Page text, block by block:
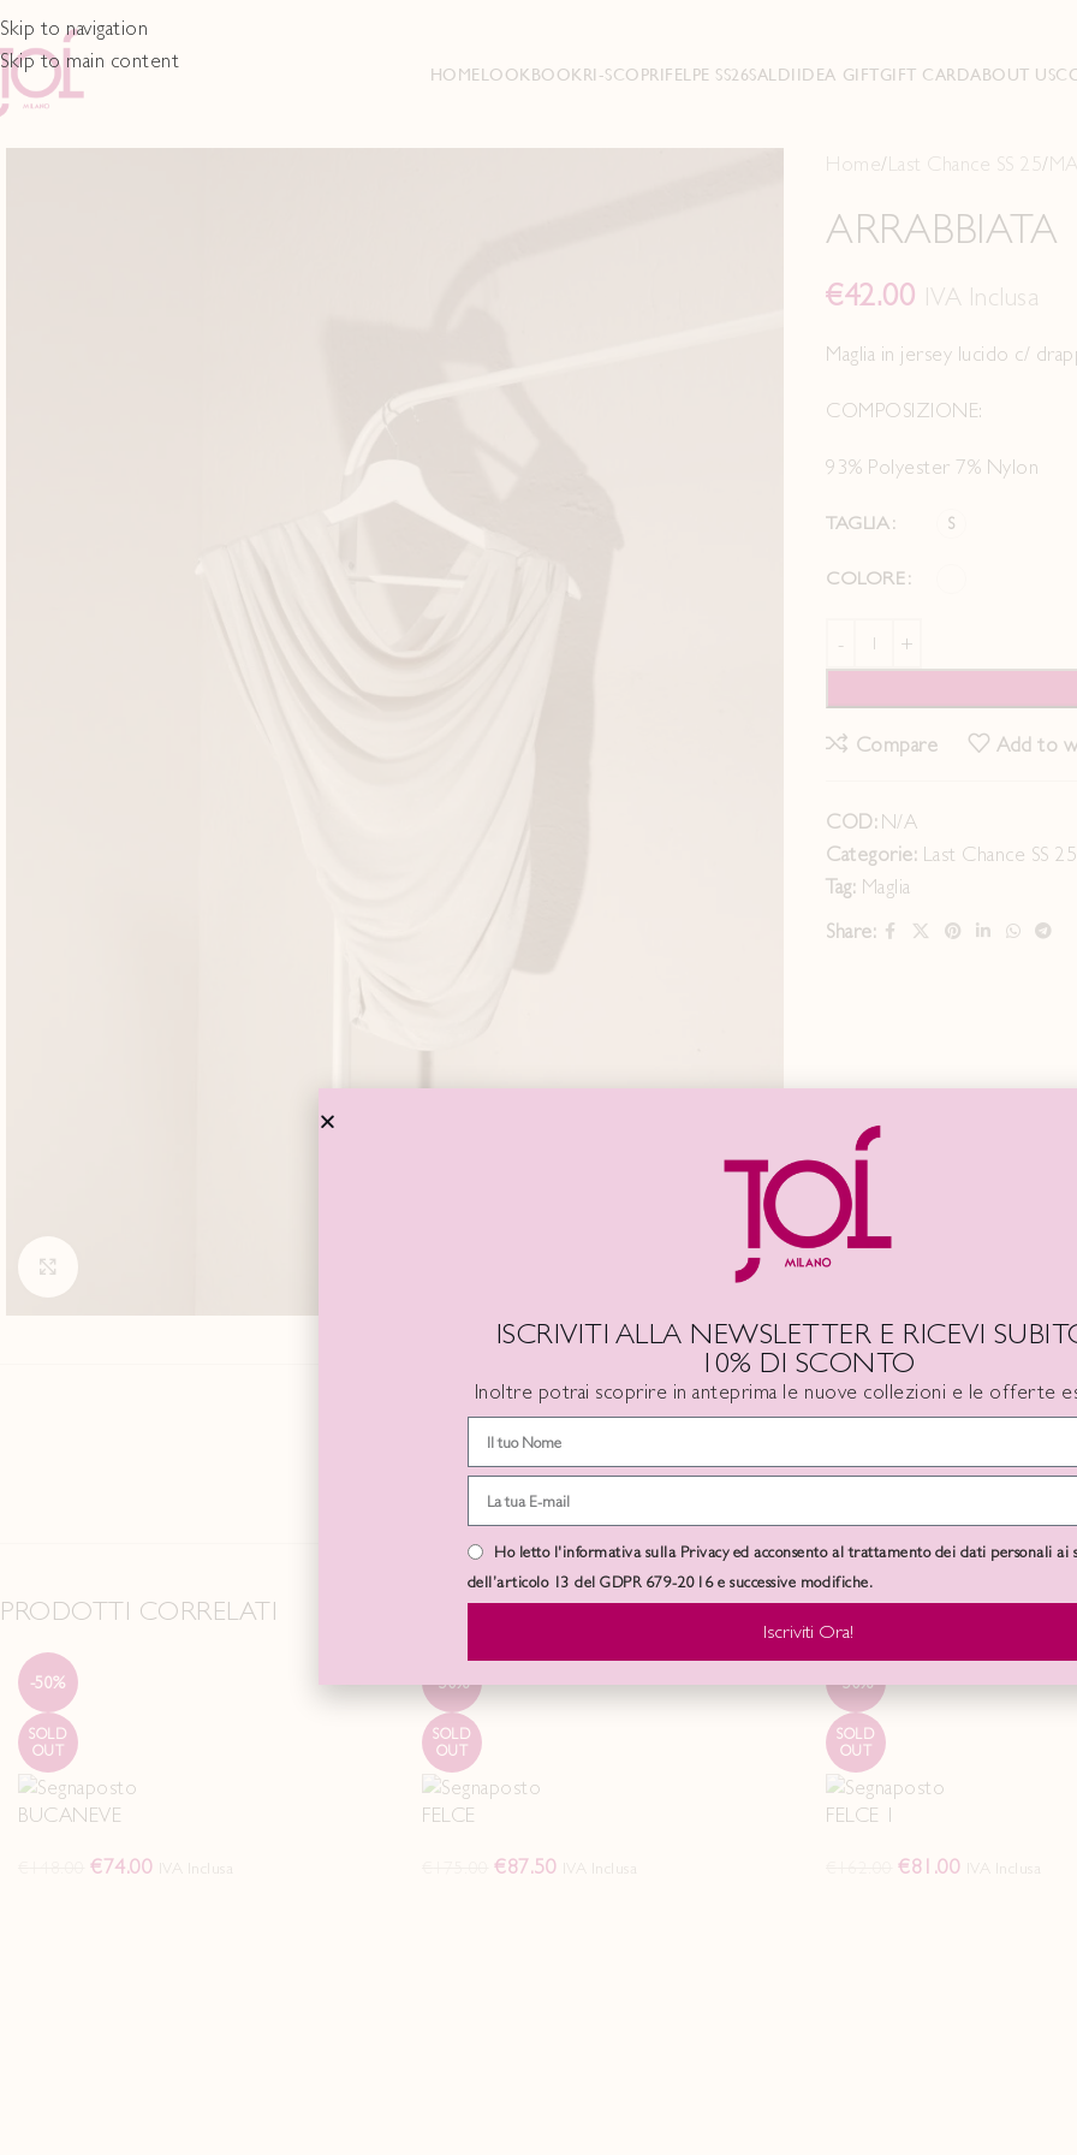
Skip to navigation
Skip to main content
HOMELOOKBOOKRI-SCOPRIFELPE SS26SALDI IDEA GIFTGIFT CARDABOUT US
Home Last Chance SS 25
ARRABBIATA
€42.00 IVA Inclusa
Maglia in jersey lucido c/
COMPOSIZIONE:
93% Polyester 7% Nylon
TAGLIA S
COLORE
Compare Add to
COD: N/A
Categorie: Last Chance SS 25
Tag: Maglia
Share:
DESCRIZIONE
PRODOTTI CORRELATI
-50%
SOLD
OUT
BUCANEVE
€74.00
-50%
SOLD
OUT
FELCE
€87.50
-50%
SOLD
OUT
FELCE 1
€81.00
ISCRIVITI ALLA NEWSLETTER E RICEVI
10% DI SCONTO
Inoltre potrai scoprire in anteprima le nuove collezioni e le offerte
Ho letto l'informativa sulla Privacy ed acconsento al trattamento dei dati personali ai
dell’articolo 13 del GDPR 679-2016 e successive modifiche.
Iscriviti Ora!